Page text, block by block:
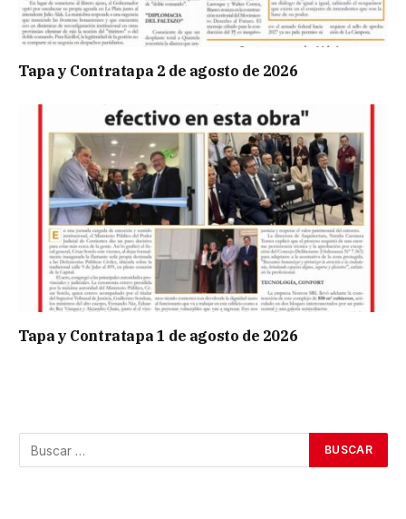
Tapa y Contratapa 2 de agosto de 2026
Tapa y Contratapa 1 de agosto de 2026